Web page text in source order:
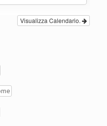
Visualizza Calendario.